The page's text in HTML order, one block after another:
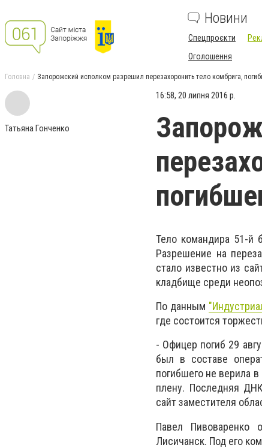
Новини
Спецпроєкти
Оголошення
Головна Запорожский исполком разрешил перезахоронить тело комбрига,
Татьяна Гонченко
16:58, 20 липня 2016 р.
Тело командира 51-й
Разрешение на
стало известно из
кладбище среди
По данным
где состоится
- Офицер погиб 29
был в составе
погибшего не верила
плену. Последняя
сайт заместителя
Павел Пивоваренко
Лисичанск. Под его